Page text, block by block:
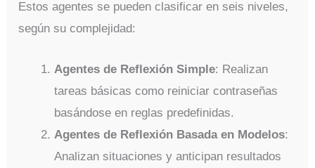
Estos agentes se pueden clasificar en seis niveles,
según su complejidad:
Agentes de Reflexión Simple: Realizan
tareas básicas como reiniciar contraseñas
basándose en reglas predefinidas.
Agentes de Reflexión Basada en Modelos:
Analizan situaciones y anticipan resultados